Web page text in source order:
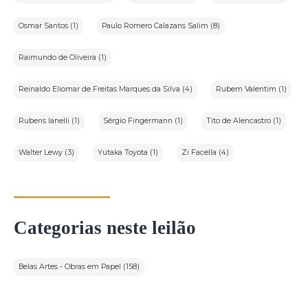
Osmar Santos (1) Paulo Romero Calazans Salim (8)
Raimundo de Oliveira (1)
Reinaldo Eliomar de Freitas Marques da Silva (4) Rubem Valentim (1)
Rubens Ianelli (1) Sérgio Fingermann (1) Tito de Alencastro (1)
Walter Lewy (3) Yutaka Toyota (1) Zi Facella (4)
Categorias neste leilão
Belas Artes - Obras em Papel (158)